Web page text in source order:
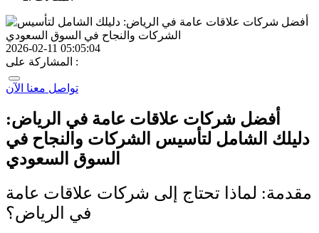
2026-02-11 05:05:04
المشاركة على :
تواصل معنا الآن
أفضل شركات علاقات عامة في الرياض:
دليلك الشامل لتأسيس الشركات والنجاح في
السوق السعودي
مقدمة: لماذا تحتاج إلى شركات علاقات عامة
في الرياض؟